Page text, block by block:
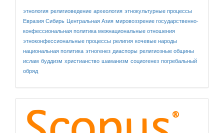
этнология религиоведение археология этнокультурные процессы
ЕвразияСибирь Центральная Азия мировоззрениегосударственно-
конфессиональная политикамежнациональные отношения
этноконфессиональные процессы религия кочевые народы
национальная политика этногенез диаспоры религиозные общины
ислам буддизм христианство шаманизм социогенез погребальный
обряд